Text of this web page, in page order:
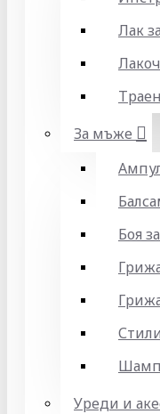
Лак
За мъже
Боя
Уреди и